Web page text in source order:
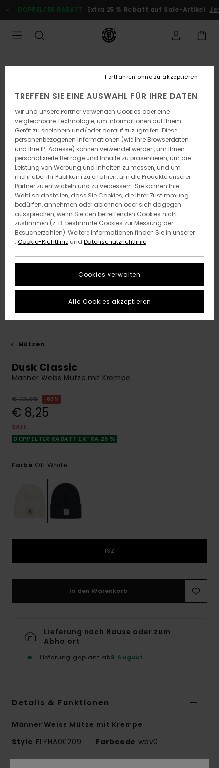
zur
Produktinformation
DOPPELTER RABATT Extra 25 % Rabatt auf Sale-Artikel
Mützen
Dusk Classic
Männer Weiss Mütze mit Krempe
€ 22,00 63%
€ 8,25
SALE
DOPPELTER RABATT EXTRA 25 %
Farbe Off White
1SZ
In den Warenkorb
Lieferung nach Hause oder zum
Abholort
Lieferung geplant ab8 August
Details & Funktionen
Männer Weiss Mütze mit Krempe
Style ELYHA00209 Farbcode wbv0
TREFFEN SIE EINE AUSWAHL FÜR IHRE DATEN
Wir und unsere Partner verwenden Cookies oder eine
vergleichbare Technologie, um Informationen auf Ihrem
Gerät zu speichern und/oder darauf zuzugreifen. Diese
personenbezogenen Informationen (wie Ihre Browserdaten
und Ihre IP-Adresse) können verwendet werden, um Ihnen
personalisierte Beiträge und Inhalte zu präsentieren, um die
Leistung von Werbung und Inhalten zu messen, und um
mehr über ihr Publikum zu erfahren, um die Produkte unserer
Partner zu entwickeln und zu verbessern. Sie können Ihre
Wahl so einstellen, dass Sie Cookies, die Ihrer Zustimmung
bedürfen, annehmen oder ablehnen oder sich dagegen
aussprechen, wenn Sie den betreffenden Cookies nicht
zustimmen (z. B. bestimmte Cookies zur Messung der
Besucherzahlen). Weitere Informationen finden Sie in unserer
: Cookie-Richtlinieund Datenschutzrichtlinie
Cookies verwalten
Fortfahren ohne zu akzeptieren
Alle Cookies akzeptieren